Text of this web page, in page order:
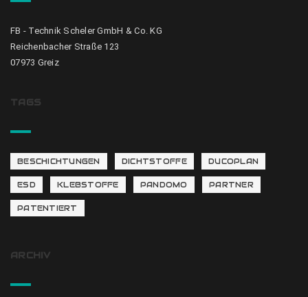
FB - Technik Scheler GmbH & Co. KG
Reichenbacher Straße 123
07973 Greiz
TAGS
BESCHICHTUNGEN DICHTSTOFFE DUCOPLAN
ESD KLEBSTOFFE PANDOMO PARTNER
PATENTIERT
ARCHIV